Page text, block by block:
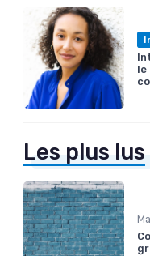
le
Les plus lus